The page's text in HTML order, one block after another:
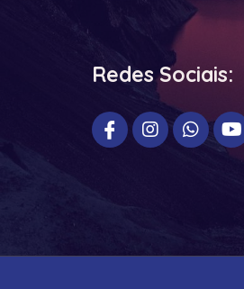
Redes Sociais: